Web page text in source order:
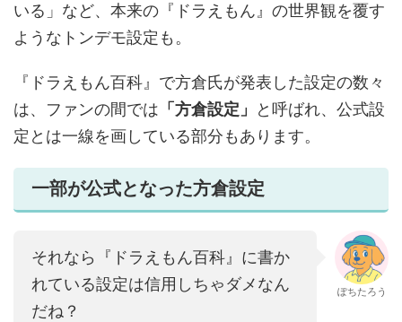
いる」など、本来の『ドラえもん』の世界観を覆す
ようなトンデモ設定も。
『ドラえもん百科』で方倉氏が発表した設定の数々
は、ファンの間では 「方倉設定」
と呼ばれ、公式設
定とは一線を画している部分もあります。
一部が公式となった方倉設定
それなら『ドラえもん百科』に書か
れている設定は信用しちゃダメなん
だね？
ぽちたろう